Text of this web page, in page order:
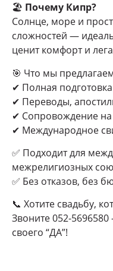
🏖 Почему Кипр?
Солнце, море и
сложностей —
ценит комфорт и
🎯 Что мы
✔ Полная
✔ Переводы,
✔ Сопровождение на
✔ Международное
✅ Подходит для
межрелигиозных
✅ Без отказов, без
📞 Хотите свадьбу,
Звоните 052-
своего “ДА”!